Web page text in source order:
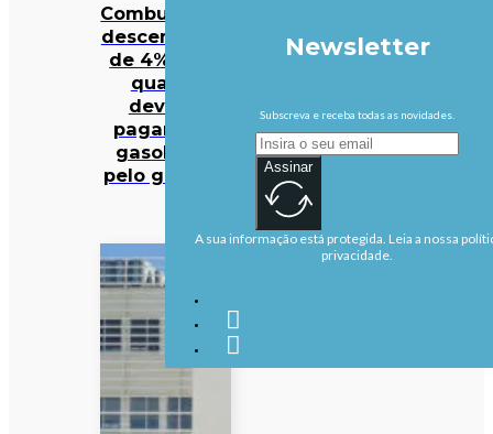
Combustíveis
descem mais
de 4%. Veja
quanto
deveria
pagar pela
gasolina e
pelo gasóleo
Newsletter
Subscreva e receba todas as novidades.
Assinar
A sua informação está protegida. Leia a nossa
privacidade.